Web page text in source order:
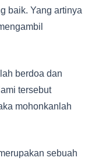
baik. Yang artinya
berdoa dan
tersebut
mohonkanlah
sebuah